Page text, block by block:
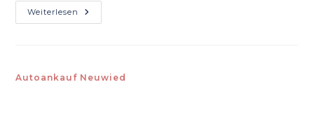
Weiterlesen Ratgeber
&
Autoankauf Neuwied